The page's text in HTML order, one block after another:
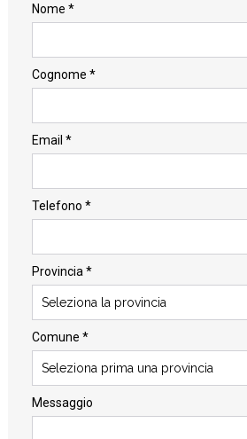
Nome *
Cognome *
Email *
Telefono *
Provincia *
Seleziona la provincia
Comune *
Seleziona prima una provincia
Messaggio